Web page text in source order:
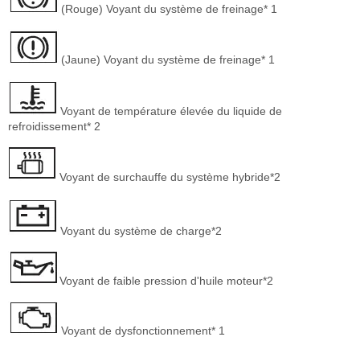
(Rouge) Voyant du système de freinage* 1
(Jaune) Voyant du système de freinage* 1
Voyant de température élevée du liquide de
refroidissement* 2
Voyant de surchauffe du système hybride*2
Voyant du système de charge*2
Voyant de faible pression d'huile moteur*2
Voyant de dysfonctionnement* 1